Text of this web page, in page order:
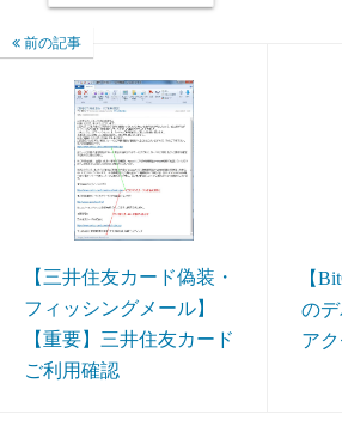
前の記事
【三井住友カード偽装・
フィッシングメール】
【重要】三井住友カード
ご利用確認
【
の
ア